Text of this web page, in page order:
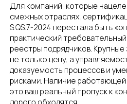
Для компаний, которые
смежных отраслях,
S.QS.7-2024 перестала быть
практический
реестры подрядчиков.
не только цену, а
доказуемость процессов и
рисками. Наличие работающей
это ваш реальный пропуск к